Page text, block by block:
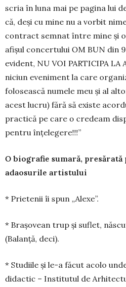
scria în luna mai pe pagina lui
că, deşi cu mine nu a vorbit
contract semnat între mine şi
afişul con­certului OM BUN din
evident, NU VOI PAR­TICIPA LA
niciun eveniment la care
folo­sească numele meu şi al
acest lu­cru) fără să existe
practică pe care o credeam
pentru înţe­le­gere!!!”
O biografie sumară, presărată
adaosurile artistului
* Prietenii îi spun „Alexe”.
* Braşovean trup şi suflet,
(Balanţă, deci).
* Studiile şi le-a făcut acolo
didactic – Institutul de